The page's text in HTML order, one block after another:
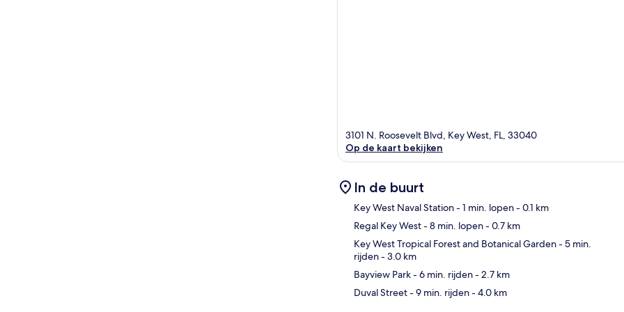
3101 N. Roosevelt Blvd, Key West, FL, 33040
Op de kaart bekijken
In de buurt
Key West Naval Station- 1 min. lopen- 0.1 km
Regal Key West- 8 min. lopen- 0.7 km
Key West Tropical Forest and Botanical Garden- 5 min.
rijden- 3.0 km
Bayview Park- 6 min. rijden- 2.7 km
Duval Street- 9 min. rijden- 4.0 km